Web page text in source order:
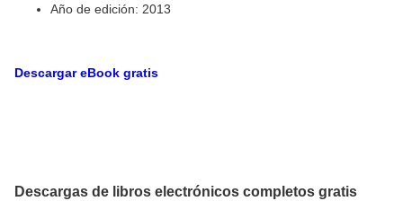
Año de edición: 2013
Descargar eBook gratis
Descargas de libros electrónicos completos gratis